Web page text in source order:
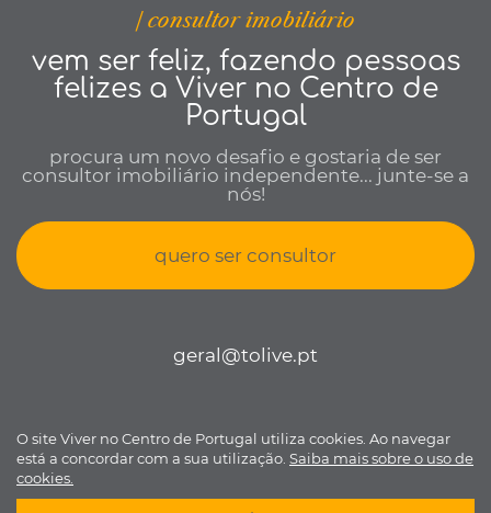
| consultor imobiliário
vem ser feliz, fazendo pessoas
felizes a Viver no Centro de
Portugal
procura um novo desafio e gostaria de ser
consultor imobiliário independente... junte-se a
nós!
quero ser consultor
geral@tolive.pt
Viver no Centro de Portugal © todos os direitos reservados •Política
de Privacidade• Livro de reclamações• Desenvolvido porBomsite
O site Viver no Centro de Portugal utiliza cookies. Ao navegar
está a concordar com a sua utilização. Saiba mais sobre o uso de
cookies.